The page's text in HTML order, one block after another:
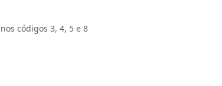
códigos 3, 4, 5 e 8